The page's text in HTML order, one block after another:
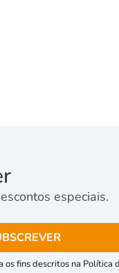
especiais.
fins descritos na Política